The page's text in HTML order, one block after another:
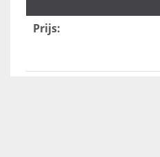
Prijs: